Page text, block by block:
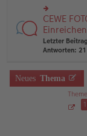
g
e
n
er
B
ei
tr
g
u
n
g
el
es
e
er
B
ei
rs
te
r
u
n
el
es
CEWE
Letzter
Antworten: 21
Neues Thema
1